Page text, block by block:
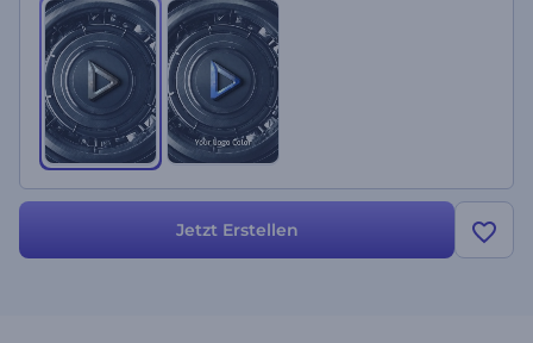
Probieren Sie es jetzt aus!
Jetzt Erstellen